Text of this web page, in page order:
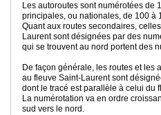
Les autoroutes sont numérotées de
principales, ou nationales, de 100 à
Quant aux routes secondaires,
Laurent sont désignées par des
qui se trouvent au nord portent des
De façon générale, les routes et les
au fleuve Saint-Laurent sont
dont le tracé est parallèle à celui du
La numérotation va en ordre
sud vers le nord.